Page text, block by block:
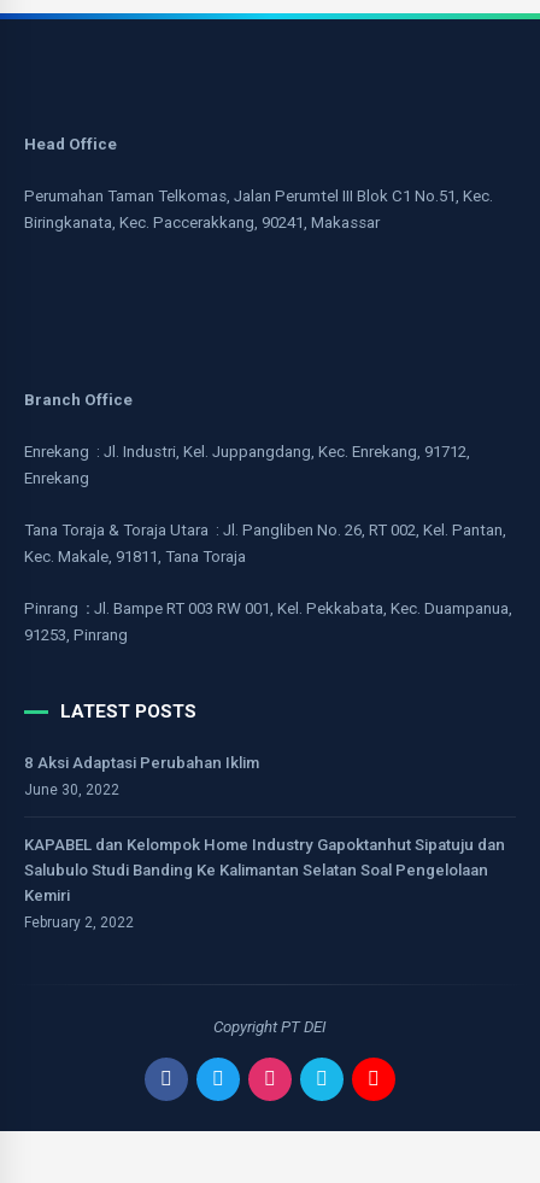
Head Office
Perumahan Taman Telkomas, Jalan Perumtel III Blok C1 No.51, Kec.
Biringkanata, Kec. Paccerakkang, 90241, Makassar
Branch Office
Enrekang : Jl. Industri, Kel. Juppangdang, Kec. Enrekang, 91712,
Enrekang
Tana Toraja & Toraja Utara : Jl. Pangliben No. 26, RT 002, Kel. Pantan,
Kec. Makale, 91811, Tana Toraja
Pinrang : Jl. Bampe RT 003 RW 001, Kel. Pekkabata, Kec. Duampanua,
91253, Pinrang
LATEST POSTS
8 Aksi Adaptasi Perubahan Iklim
June 30, 2022
KAPABEL dan Kelompok Home Industry Gapoktanhut Sipatuju dan
Salubulo Studi Banding Ke Kalimantan Selatan Soal Pengelolaan
Kemiri
February 2, 2022
Copyright PT DEI